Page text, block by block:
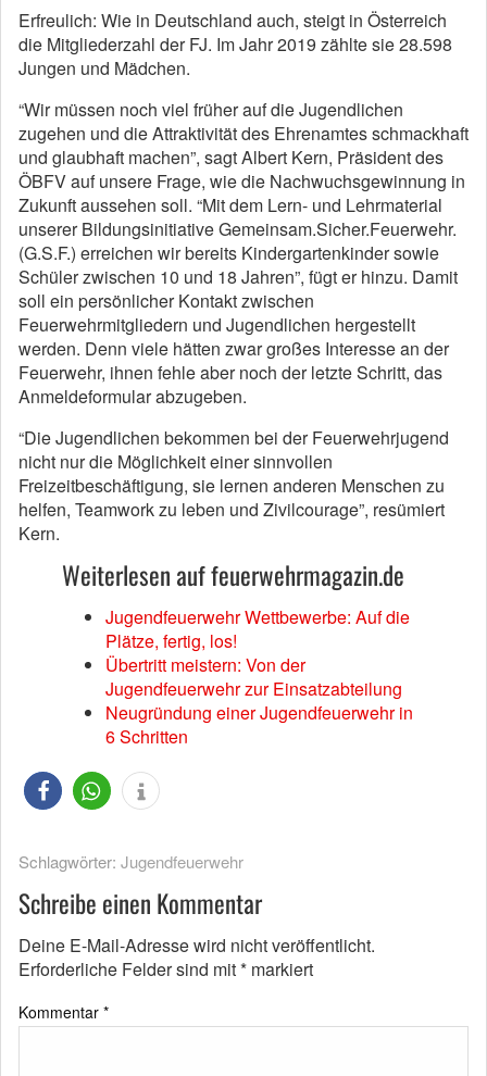
Erfreulich: Wie in Deutschland auch, steigt in Österreich
die Mitgliederzahl der FJ. Im Jahr 2019 zählte sie 28.598
Jungen und Mädchen.
“Wir müssen noch viel früher auf die Jugendlichen
zugehen und die Attraktivität des Ehrenamtes schmackhaft
und glaubhaft machen”, sagt Albert Kern, Präsident des
ÖBFV auf unsere Frage, wie die Nachwuchsgewinnung in
Zukunft aussehen soll. “Mit dem Lern- und Lehrmaterial
unserer Bildungsinitiative Gemeinsam.Sicher.Feuerwehr.
(G.S.F.) erreichen wir bereits Kindergartenkinder sowie
Schüler zwischen 10 und 18 Jahren”, fügt er hinzu. Damit
soll ein persönlicher Kontakt zwischen
Feuerwehrmitgliedern und Jugendlichen hergestellt
werden. Denn viele hätten zwar großes Interesse an der
Feuerwehr, ihnen fehle aber noch der letzte Schritt, das
Anmeldeformular abzugeben.
“Die Jugendlichen bekommen bei der Feuerwehrjugend
nicht nur die Möglichkeit einer sinnvollen
Freizeitbeschäftigung, sie lernen anderen Menschen zu
helfen, Teamwork zu leben und Zivilcourage”, resümiert
Kern.
Weiterlesen auf feuerwehrmagazin.de
Jugendfeuerwehr Wettbewerbe: Auf die
Plätze, fertig, los!
Übertritt meistern: Von der
Jugendfeuerwehr zur Einsatzabteilung
Neugründung einer Jugendfeuerwehr in
6 Schritten
Schlagwörter: Jugendfeuerwehr
Schreibe einen Kommentar
Deine E-Mail-Adresse wird nicht veröffentlicht.
Erforderliche Felder sind mit* markiert
Kommentar *